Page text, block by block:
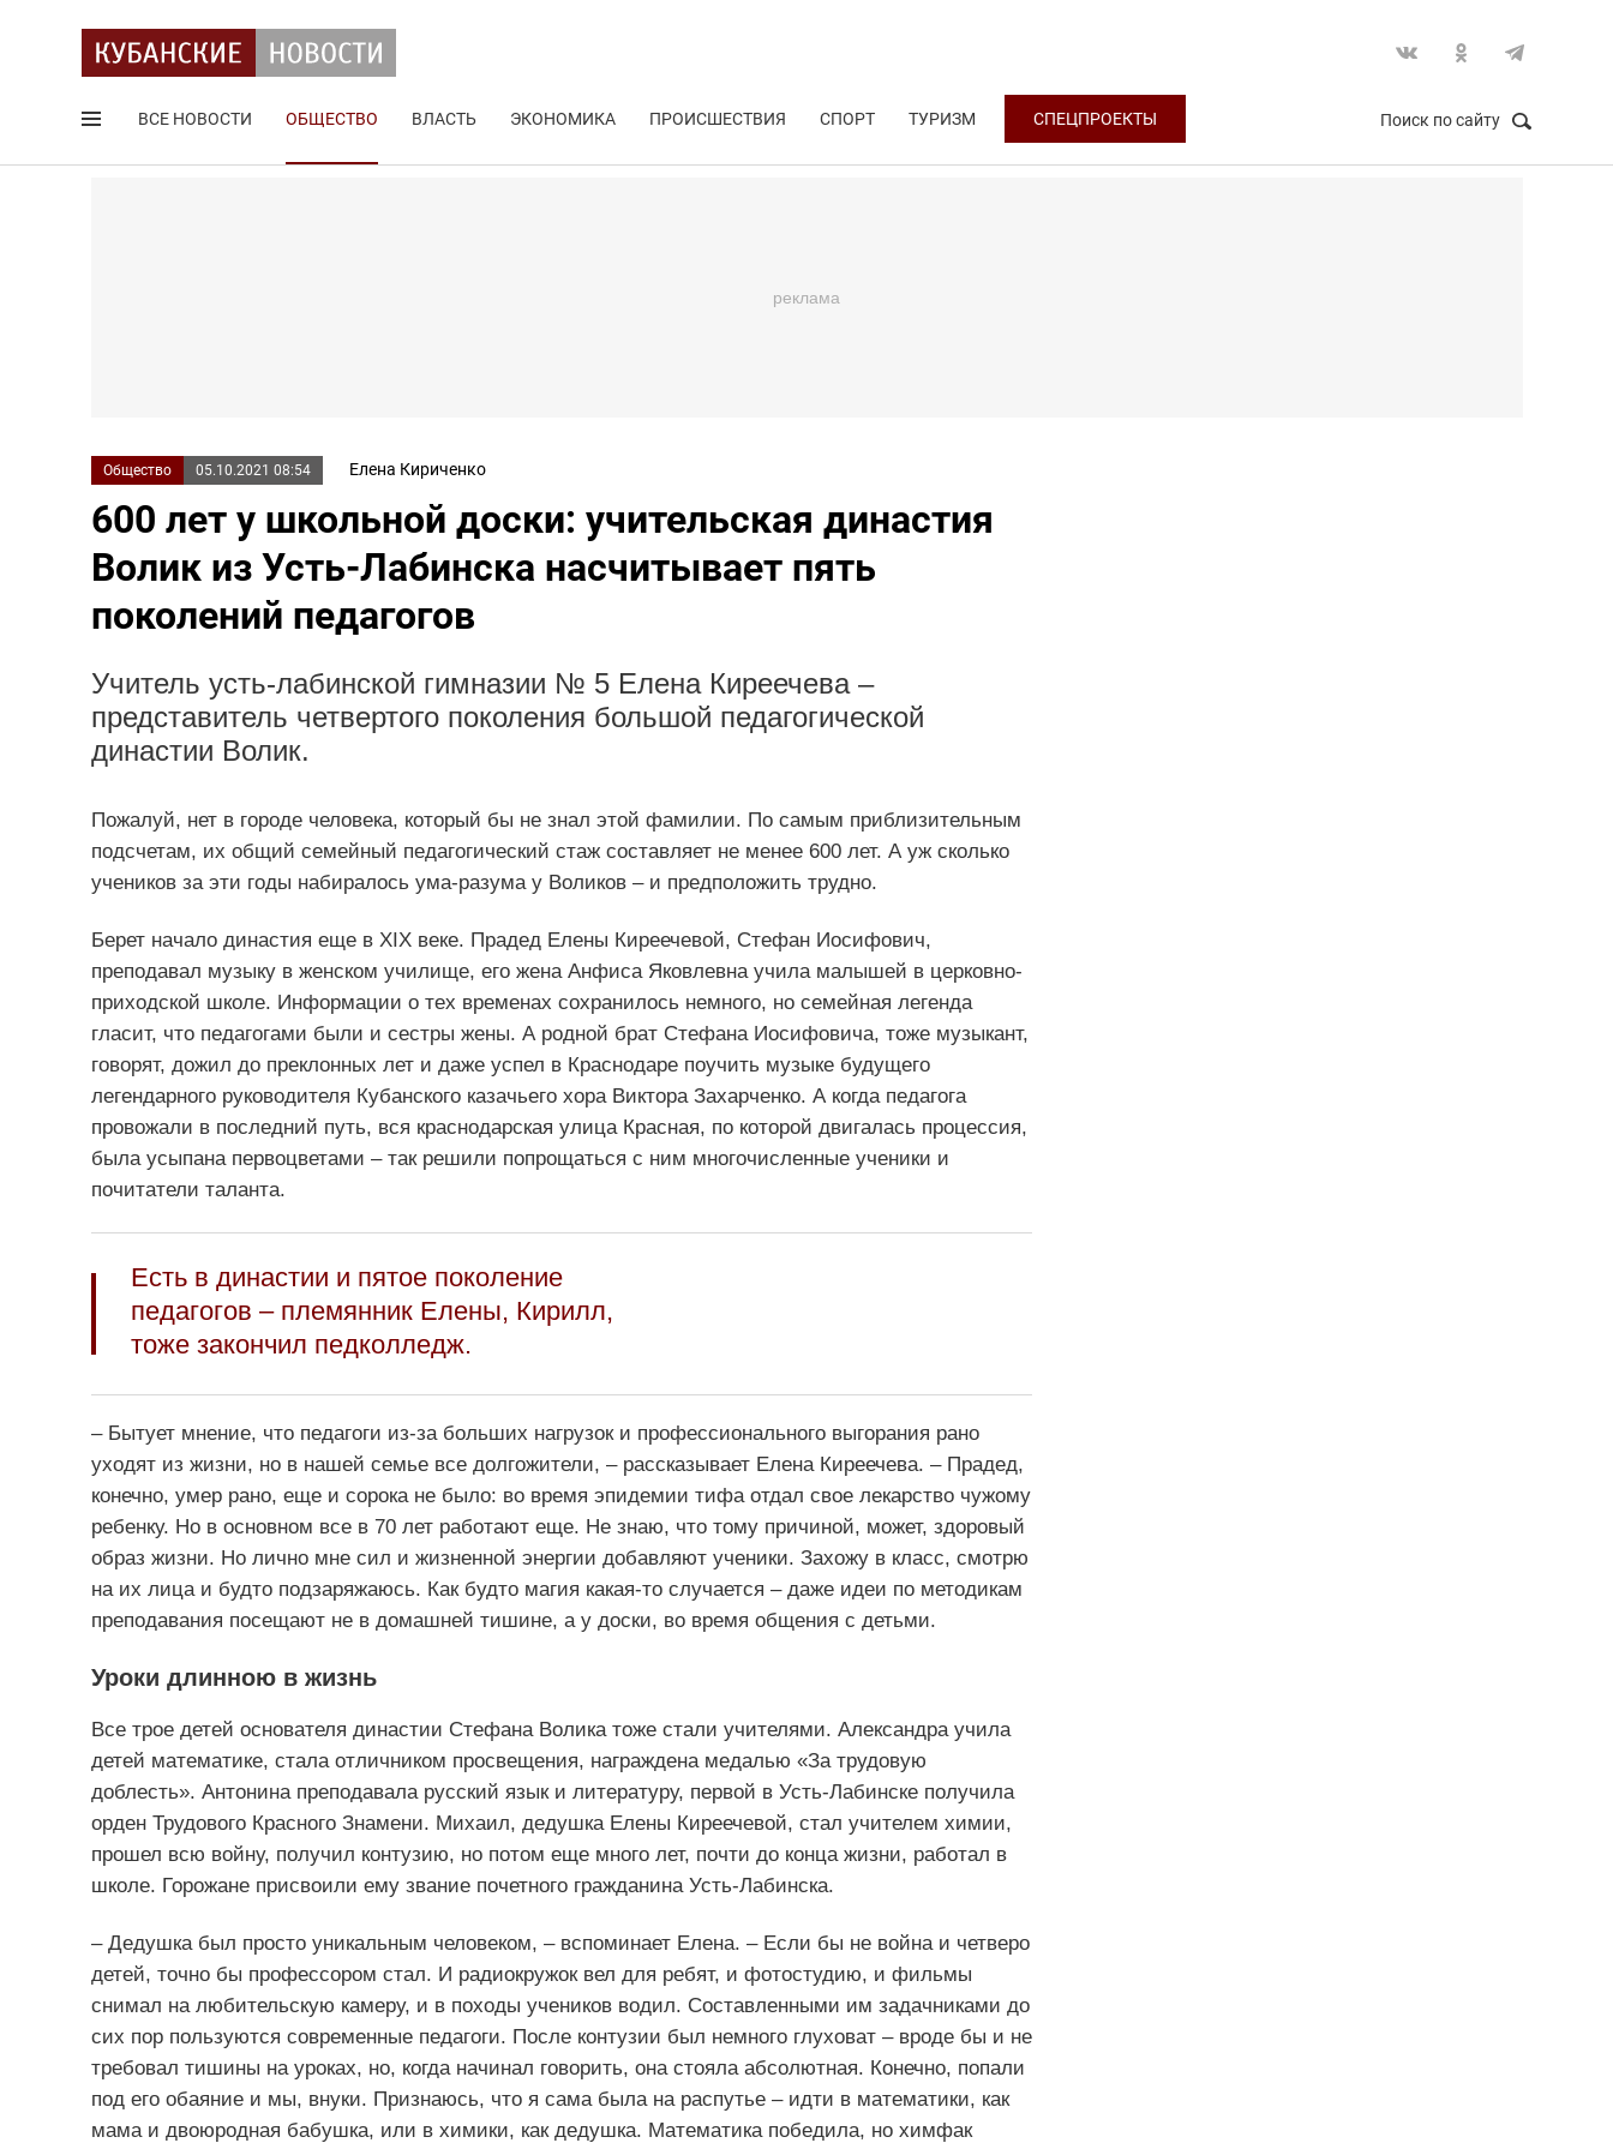
ВСЕ НОВОСТИ ОБЩЕСТВО ВЛАСТЬ ЭКОНОМИКА ПРОИСШЕСТВИЯ СПОРТ ТУРИЗМ СПЕЦПРОЕКТЫ Поиск по сайту
Общество 05.10.2021 08:54 Елена Кириченко
600 лет у школьной доски: учительская династия
Волик из Усть-Лабинска насчитывает пять
поколений педагогов
Учитель усть-лабинской гимназии № 5 Елена Киреечева –
представитель четвертого поколения большой педагогической
династии Волик.
Пожалуй, нет в городе человека, который бы не знал этой фамилии. По самым приблизительным
подсчетам, их общий семейный педагогический стаж составляет не менее 600 лет. А уж сколько
учеников за эти годы набиралось ума-разума у Воликов – и предположить трудно.
Берет начало династия еще в XIX веке. Прадед Елены Киреечевой, Стефан Иосифович,
преподавал музыку в женском училище, его жена Анфиса Яковлевна учила малышей в церковно-
приходской школе. Информации о тех временах сохранилось немного, но семейная легенда
гласит, что педагогами были и сестры жены. А родной брат Стефана Иосифовича, тоже музыкант,
говорят, дожил до преклонных лет и даже успел в Краснодаре поучить музыке будущего
легендарного руководителя Кубанского казачьего хора Виктора Захарченко. А когда педагога
провожали в последний путь, вся краснодарская улица Красная, по которой двигалась процессия,
была усыпана первоцветами – так решили попрощаться с ним многочисленные ученики и
почитатели таланта.
Есть в династии и пятое поколение
педагогов – племянник Елены, Кирилл,
тоже закончил педколледж.
– Бытует мнение, что педагоги из-за больших нагрузок и профессионального выгорания рано
уходят из жизни, но в нашей семье все долгожители, – рассказывает Елена Киреечева. – Прадед,
конечно, умер рано, еще и сорока не было: во время эпидемии тифа отдал свое лекарство чужому
ребенку. Но в основном все в 70 лет работают еще. Не знаю, что тому причиной, может, здоровый
образ жизни. Но лично мне сил и жизненной энергии добавляют ученики. Захожу в класс, смотрю
на их лица и будто подзаряжаюсь. Как будто магия какая-то случается – даже идеи по методикам
преподавания посещают не в домашней тишине, а у доски, во время общения с детьми.
Уроки длинною в жизнь
Все трое детей основателя династии Стефана Волика тоже стали учителями. Александра учила
детей математике, стала отличником просвещения, награждена медалью «За трудовую
доблесть». Антонина преподавала русский язык и литературу, первой в Усть-Лабинске получила
орден Трудового Красного Знамени. Михаил, дедушка Елены Киреечевой, стал учителем химии,
прошел всю войну, получил контузию, но потом еще много лет, почти до конца жизни, работал в
школе. Горожане присвоили ему звание почетного гражданина Усть-Лабинска.
– Дедушка был просто уникальным человеком, – вспоминает Елена. – Если бы не война и четверо
детей, точно бы профессором стал. И радиокружок вел для ребят, и фотостудию, и фильмы
снимал на любительскую камеру, и в походы учеников водил. Составленными им задачниками до
сих пор пользуются современные педагоги. После контузии был немного глуховат – вроде бы и не
требовал тишины на уроках, но, когда начинал говорить, она стояла абсолютная. Конечно, попали
под его обаяние и мы, внуки. Признаюсь, что я сама была на распутье – идти в математики, как
мама и двоюродная бабушка, или в химики, как дедушка. Математика победила, но химфак